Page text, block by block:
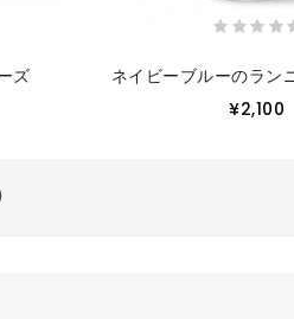
ズ
ネイビーブルーのラン
¥2,100